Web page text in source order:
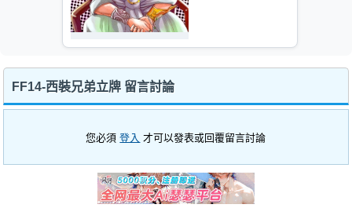
FF14-西裝兄弟立牌 留言討論
您必須登入 才可以發表或回覆留言討論